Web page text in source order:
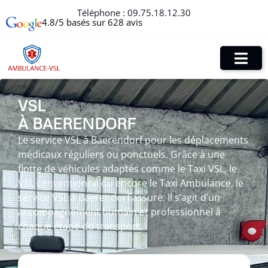
Téléphone : 09.75.18.12.30
4.8/5 basés sur 628 avis
VSL
À BAERENDORF
Le service VSL à Baerendorf pour les déplacements
médicaux réguliers ou ponctuels. Grâce à une
flotte de véhicules adaptés comme le Taxi VSL, le
VSL conventionné ou encore le Taxi Ambulance, le
service VSL à Baerendorf assure. Il s’agit d’un
accompagnement humain et professionnel à
chaque étape du transport.